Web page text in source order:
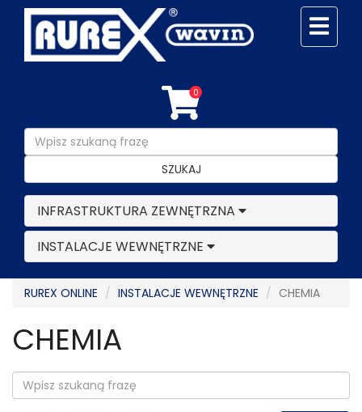
0
SZUKAJ
INFRASTRUKTURA ZEWNĘTRZNA
INSTALACJE WEWNĘTRZNE
RUREX ONLINE INSTALACJE WEWNĘTRZNE CHEMIA
CHEMIA